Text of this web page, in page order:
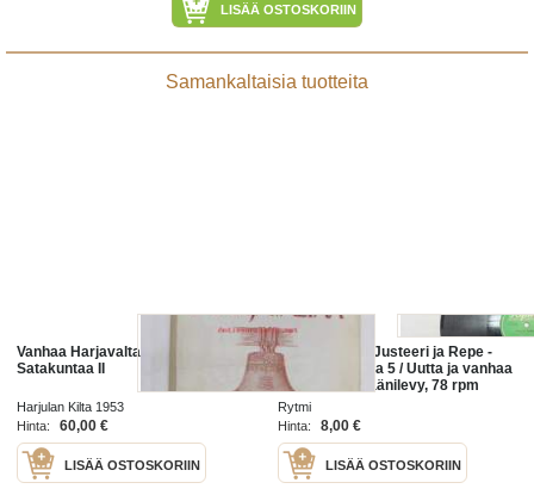
LISÄÄ OSTOSKORIIN
Samankaltaisia tuotteita
Vanhaa Harjavaltaa - Vanhaa
Satakuntaa II
Harjulan Kilta 1953
Hinta:
60,00 €
LISÄÄ OSTOSKORIIN
Rytmi R 6224 Justeeri ja Repe -
Uutta ja vanhaa 5 / Uutta ja vanhaa
6 -savikiekkoäänilevy, 78 rpm
record
Rytmi
Hinta:
8,00 €
LISÄÄ OSTOSKORIIN